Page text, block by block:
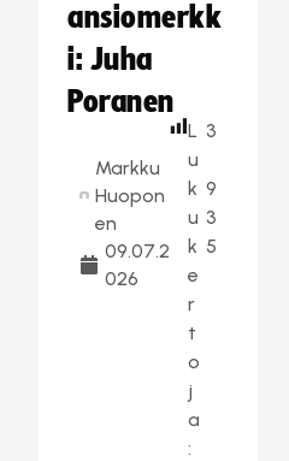
ansiomerkk
i: Juha
Poranen
Markku
Huopon
en
09.07.2
026
L
u
k
u
k
e
r
t
o
j
a
:
3
9
3
5